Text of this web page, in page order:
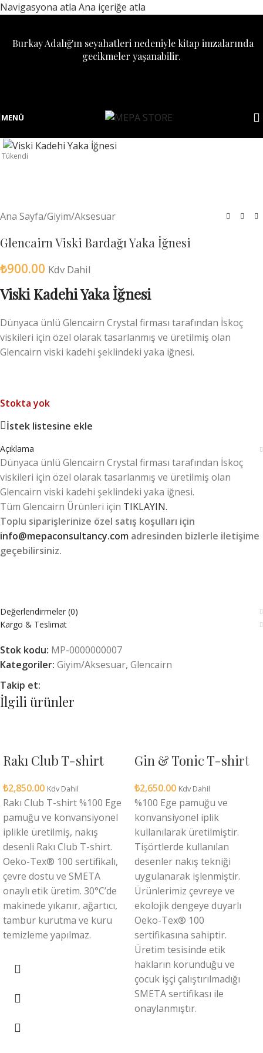
Navigasyona atla Ana içeriğe atla
Burkay Adalığ'ın seyahatleri nedeniyle kitap imzalarında
gecikmeler yaşanabilir.
MENÜ
Tükendi
Ana Sayfa/Giyim/Aksesuar
Glencairn Viski Bardağı Yaka İğnesi
₺900.00 Kdv Dahil
Viski Kadehi Yaka İğnesi
Dünyaca ünlü Glencairn Crystal firması tarafından İskoç
viskileri için özel olarak tasarlanmış ve üretilmiş olan
Glencairn viski kadehi şeklindeki yaka iğnesi.
Stokta yok
İstek listesine ekle
Açıklama
Dünyaca ünlü Glencairn Crystal firması tarafından İskoç
viskileri için özel olarak tasarlanmış ve üretilmiş olan
Glencairn viski kadehi şeklindeki yaka iğnesi.
Tüm Glencairn Ürünleri için TIKLAYIN.
Toplu siparişlerinize özel satış koşulları için
info@mepaconsultancy.com adresinden bizlerle iletişime
geçebilirsiniz.
Değerlendirmeler (0)
Kargo & Teslimat
Stok kodu: MP-0000000007
Kategoriler: Giyim/Aksesuar, Glencairn
Takip et:
İlgili ürünler
Rakı Club T-shirt
₺2,850.00 Kdv Dahil
Rakı Club T-shirt %100 Ege
pamuğu ve konvansiyonel
iplikle üretilmiş, nakış
desenli Rakı Club T-shirt.
Oeko-Tex®️ 100 sertifikalı,
çevre dostu ve SMETA
onaylı etik üretim. 30°C’de
makinede yıkanır, ağartıcı,
tambur kurutma ve kuru
temizleme yapılmaz.
Gin & Tonic T-shirt
₺2,650.00 Kdv Dahil
%100 Ege pamuğu ve
konvansiyonel iplik
kullanılarak üretilmiştir.
Tişörtlerde kullanılan
desenler nakış tekniği
uygulanarak işlenmiştir.
Ürünlerimiz çevreye ve
ekolojik dengeye duyarlı
Oeko-Tex®️ 100
sertifikasına sahiptir.
Üretim tesisinde etik
hakların korunduğu ve
çocuk işçi çalıştırılmadığı
SMETA sertifikası ile
onaylanmıştır.